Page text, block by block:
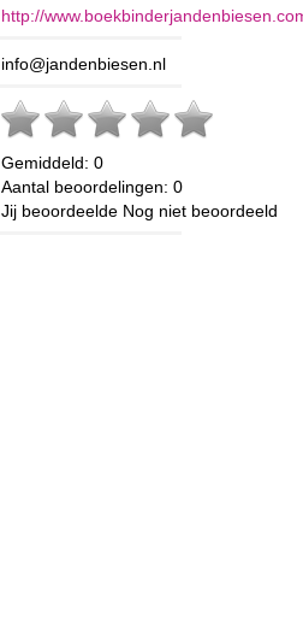
http://
info@jandenbiesen.nl
Gemiddeld:0
Aantal beoordelingen:0
Jij beoordeelde Nog niet beoordeeld